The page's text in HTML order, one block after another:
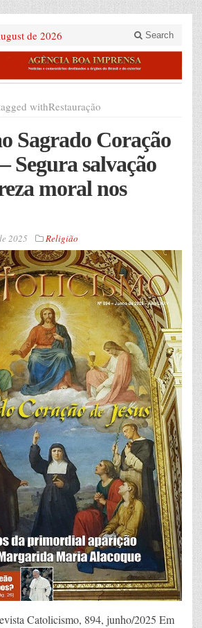
de 2026 Search
withRestauração
Sagrado Coração
Segura salvação
moral nos
2025 Religião
Catolicismo, 894, junho/2025 Em